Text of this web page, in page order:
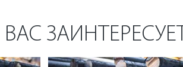
ВАС ЗАИНТЕРЕСУЕТ